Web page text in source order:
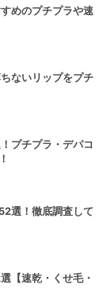
めのプチプラや速
ないリップをプチ
プチプラ・デパコ
選！徹底調査して
【速乾・くせ毛・